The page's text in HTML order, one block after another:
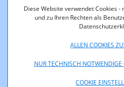
Diese Website verwendet Cookies
und zu Ihren Rechten als
ALLEN COOKIES
NUR TECHNISCH NOTWENDIGE
COOKIE
Förderentscheidungen werden
Gesetzes, der Richtlinienund
durch den
elektronisch weiter verarbeitbaren